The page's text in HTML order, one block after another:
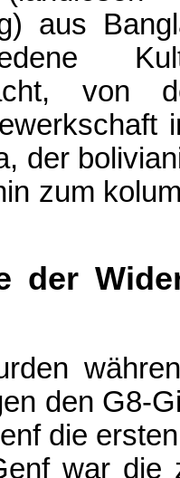
aus
von
der
zum
der
den G8-
die
war die